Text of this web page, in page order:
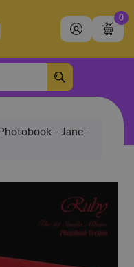
0
- Jane -